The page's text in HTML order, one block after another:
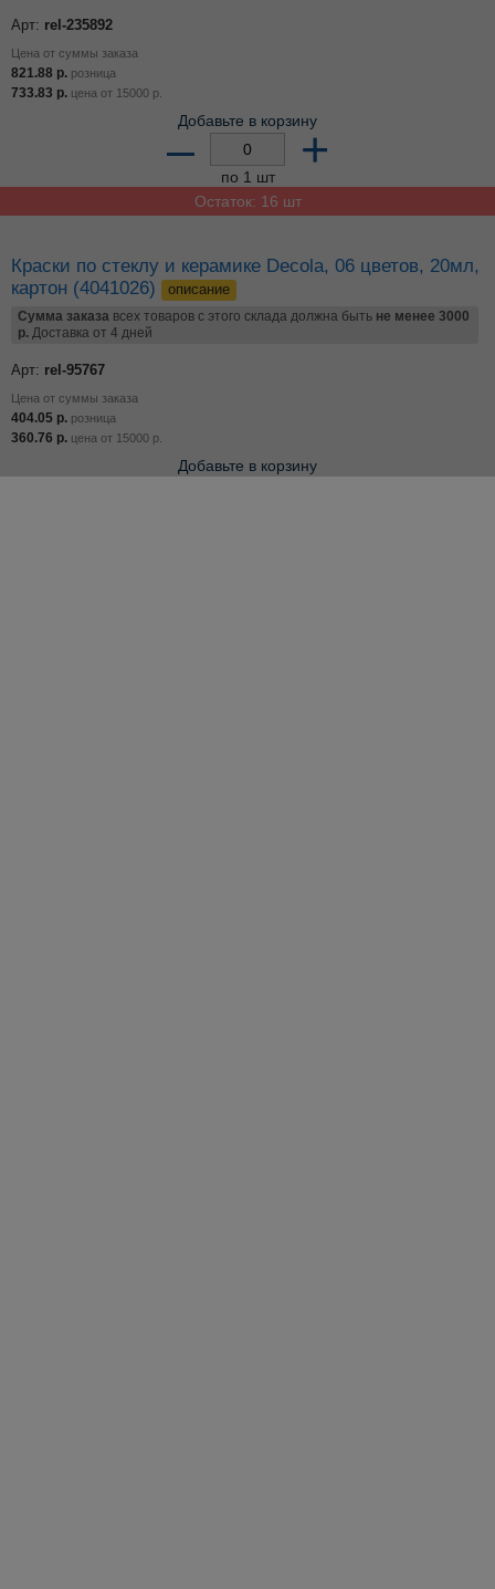
Арт: rel-235892
Цена от суммы заказа
821.88 р. розница
733.83 р. цена от 15000 р.
Добавьте в корзину
– +
по 1 шт
Остаток: 16 шт
Краски по стеклу и керамике Decola, 06 цветов, 20мл,
картон (4041026)
описание
Сумма заказа всех товаров с этого склада должна быть не менее 3000
р. Доставка от 4 дней
Арт: rel-95767
Цена от суммы заказа
404.05 р. розница
360.76 р. цена от 15000 р.
Добавьте в корзину
– +